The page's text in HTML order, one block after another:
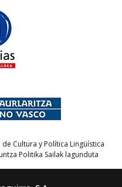
Cultura y Política Lingüística
Politika Sailak lagunduta